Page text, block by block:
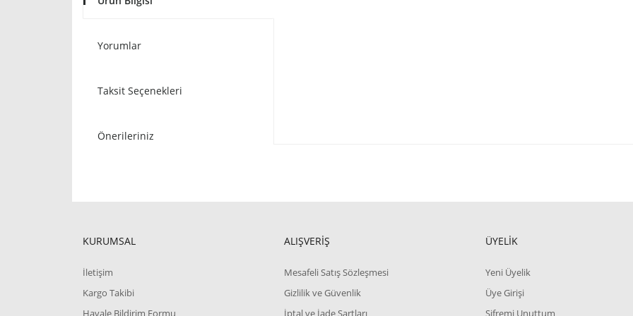
Yorumlar
Taksit Seçenekleri
Önerileriniz
KURUMSAL
İletişim
Kargo Takibi
Havale Bildirim Formu
ALIŞVERİŞ
Mesafeli Satış Sözleşmesi
Gizlilik ve Güvenlik
İptal ve İade Şartları
ÜYELİK
Yeni Üyelik
Üye Girişi
Şifremi Unuttum